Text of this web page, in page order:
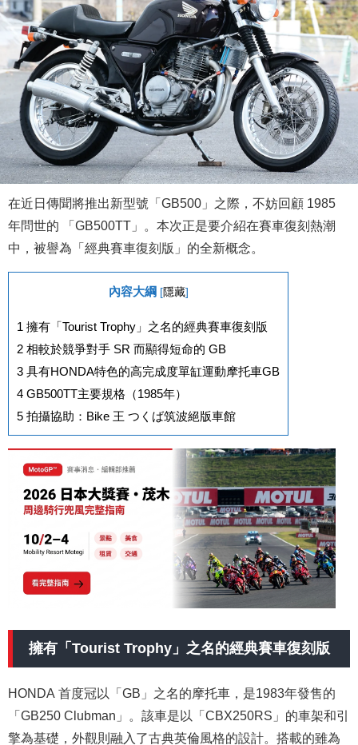
在近日傳聞將推出新型號「GB500」之際，不妨回顧 1985
年問世的 「GB500TT」。本次正是要介紹在賽車復刻熱潮
中，被譽為「經典賽車復刻版」的全新概念。
內容大綱 [隱藏]
1 擁有「Tourist Trophy」之名的經典賽車復刻版
2 相較於競爭對手 SR 而顯得短命的 GB
3 具有HONDA特色的高完成度單缸運動摩托車GB
4 GB500TT主要規格（1985年）
5 拍攝協助：Bike 王 つくば筑波絕版車館
擁有「Tourist Trophy」之名的經典賽車復刻版
HONDA 首度冠以「GB」之名的摩托車，是1983年發售的
「GB250 Clubman」。該車是以「CBX250RS」的車架和引
擎為基礎，外觀則融入了古典英倫風格的設計。搭載的雖為